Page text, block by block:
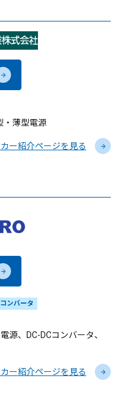
・薄型電源
カー紹介ページを見る
ンバータ
源、DC-DCコンバータ、
カー紹介ページを見る